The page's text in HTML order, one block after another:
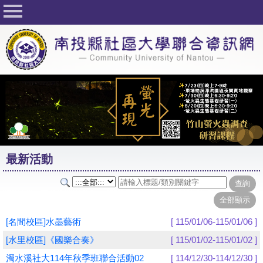
回首頁
關於社大
公佈欄
行事曆
最新活動
活動花絮
課程一覽表
志工與社團
友站連結
網路選課
最新活動
[名間校區]水墨藝術
[ 115/01/06-115/01/06 ]
[水里校區]《國樂合奏》
[ 115/01/02-115/01/02 ]
濁水溪社大114年秋季班聯合活動02
[ 114/12/30-114/12/30 ]